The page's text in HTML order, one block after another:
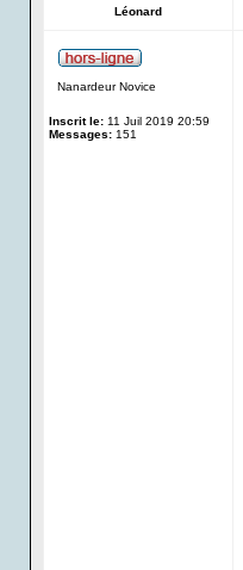
Léonard
Nanardeur Novice
Inscrit le: 11 Juil 2019 20:59
Messages: 151